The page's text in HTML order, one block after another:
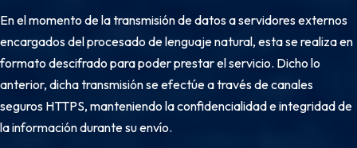
En el momento de la transmisión de datos a servidores externos
encargados del procesado de lenguaje natural, esta se realiza en
formato descifrado para poder prestar el servicio. Dicho lo
anterior, dicha transmisión se efectúe a través de canales
seguros HTTPS, manteniendo la confidencialidad e integridad de
la información durante su envío.